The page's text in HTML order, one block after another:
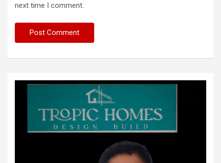
next time I comment.